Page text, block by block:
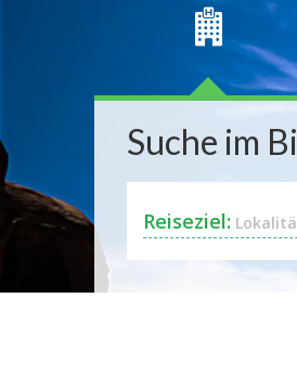
Suche im
Reiseziel: